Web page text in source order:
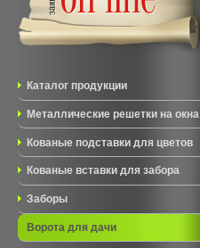
Каталог продукции
Металлические решетки на окна
Кованые подставки для цветов
Кованые вставки для забора
Заборы
Ворота для дачи